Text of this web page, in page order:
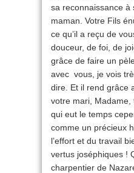
sa reconnaissance à
maman. Votre Fils
ce qu’il a reçu de
douceur, de foi, de
grâce de faire un
avec vous, je vois
dire. Et il rend grâce
votre mari,
qui eut le temps
comme un précieux
l’effort et du travail
vertus joséphiques !
charpentier de